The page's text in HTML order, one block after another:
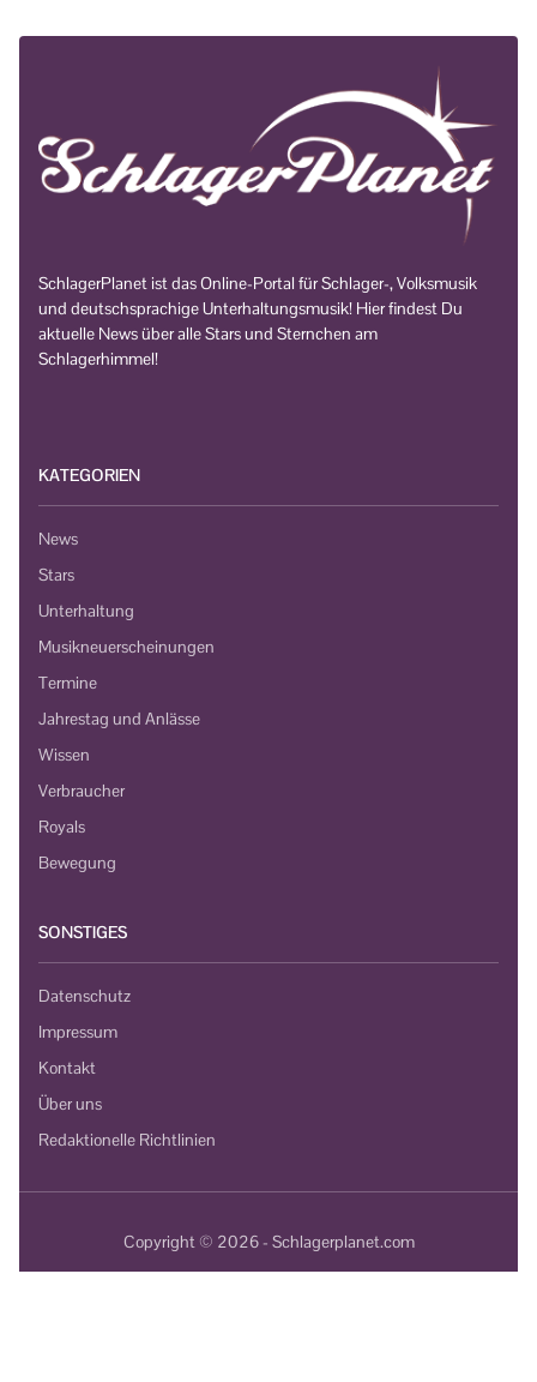
SchlagerPlanet ist das Online-Portal für Schlager-, Volksmusik
und deutschsprachige Unterhaltungsmusik! Hier findest Du
aktuelle News über alle Stars und Sternchen am
Schlagerhimmel!
KATEGORIEN
News
Stars
Unterhaltung
Musikneuerscheinungen
Termine
Jahrestag und Anlässe
Wissen
Verbraucher
Royals
Bewegung
SONSTIGES
Datenschutz
Impressum
Kontakt
Über uns
Redaktionelle Richtlinien
Copyright © 2026 - Schlagerplanet.com